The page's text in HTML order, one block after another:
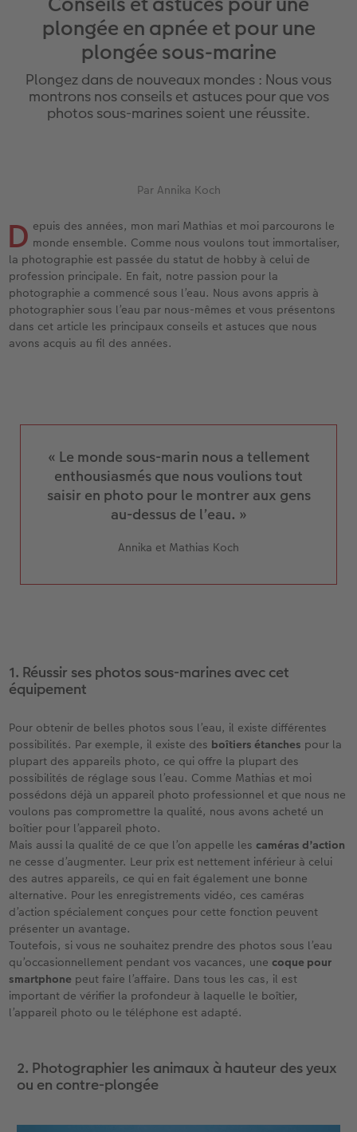
Étui personnalisé
Pochette souvenirs
LIVRE PHOTO CEWE Bébé
Couverture en cuir et en lin
Possibilités de commande
Exemples
Témoignages clients
Coffeetable Book «Art Collection»
CEWE myPhotos
Tirages photo sur papier recyclé
Poster premium
Lot de photos
Autocollants photo
Photo d’identité biométrique
Accessoires
CEWE myPhotos
Affiche carte personnalisée
Pêle-mêle
hexxas
Photo sous plexi
Photo sur bois
Tableau photo Prestige
Photo sur carton mousse
Multi-déco
Conseils décoration murale
Accessoires
Autres occasions
Cartes à rabat
Cartes photo
Cartes postales
CEWE myPhotos
Jeux
École et bureau
Animaux de compagnie
Faber-Castell
Boîte cadeau photo
Idées de cadeaux
Carte cadeau CEWE
CEWE myPhotos
Boîte à friandises personnalisée
Coques en silicone
Coques en polycarbonate
Coques en cuir
Coques en bois
Avec design
CEWE myPhotos
Calendriers muraux avec design
Calendrier mural A4
Calendrier mural A4 Panorama
Calendrier mural A3
CEWE myPhotos
Accessoires
pour l’anniversaire
Cadeaux de fête des mères
Cadeaux pour le départ
Cadeaux photo pour Pâques
pour l’EVJF
Mariage
Livre de l’année
Concours photos
Témoignages
plongée en apnée et pour une
plongée sous-marine
Plongez dans de nouveaux mondes : Nous vous
montrons nos conseils et astuces pour que vos
photos sous-marines soient une réussite.
Par Annika Koch
D epuis des années, mon mari Mathias et moi parcourons le
monde ensemble. Comme nous voulons tout immortaliser,
la photographie est passée du statut de hobby à celui de
profession principale. En fait, notre passion pour la
photographie a commencé sous l’eau. Nous avons appris à
photographier sous l’eau par nous-mêmes et vous présentons
dans cet article les principaux conseils et astuces que nous
avons acquis au fil des années.
« Le monde sous-marin nous a tellement
enthousiasmés que nous voulions tout
saisir en photo pour le montrer aux gens
au-dessus de l’eau. »
Annika et Mathias Koch
1. Réussir ses photos sous-marines avec cet
équipement
Pour obtenir de belles photos sous l’eau, il existe différentes
possibilités. Par exemple, il existe des boîtiers étanches pour la
plupart des appareils photo, ce qui offre la plupart des
possibilités de réglage sous l’eau. Comme Mathias et moi
possédons déjà un appareil photo professionnel et que nous ne
voulons pas compromettre la qualité, nous avons acheté un
boîtier pour l’appareil photo.
Mais aussi la qualité de ce que l’on appelle lescaméras d’action
ne cesse d’augmenter. Leur prix est nettement inférieur à celui
des autres appareils, ce qui en fait également une bonne
alternative. Pour les enregistrements vidéo, ces caméras
d’action spécialement conçues pour cette fonction peuvent
présenter un avantage.
Toutefois, si vous ne souhaitez prendre des photos sous l’eau
qu’occasionnellement pendant vos vacances, unecoque pour
smartphone peut faire l’affaire. Dans tous les cas, il est
important de vérifier la profondeur à laquelle le boîtier,
l’appareil photo ou le téléphone est adapté.
2. Photographier les animaux à hauteur des yeux
ou en contre-plongée